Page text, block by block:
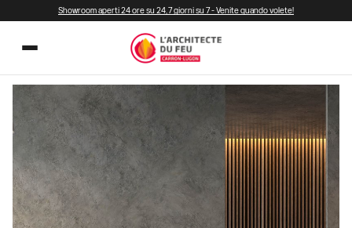
Showroom aperti 24 ore su 24, 7 giorni su 7 - Venite quando volete!